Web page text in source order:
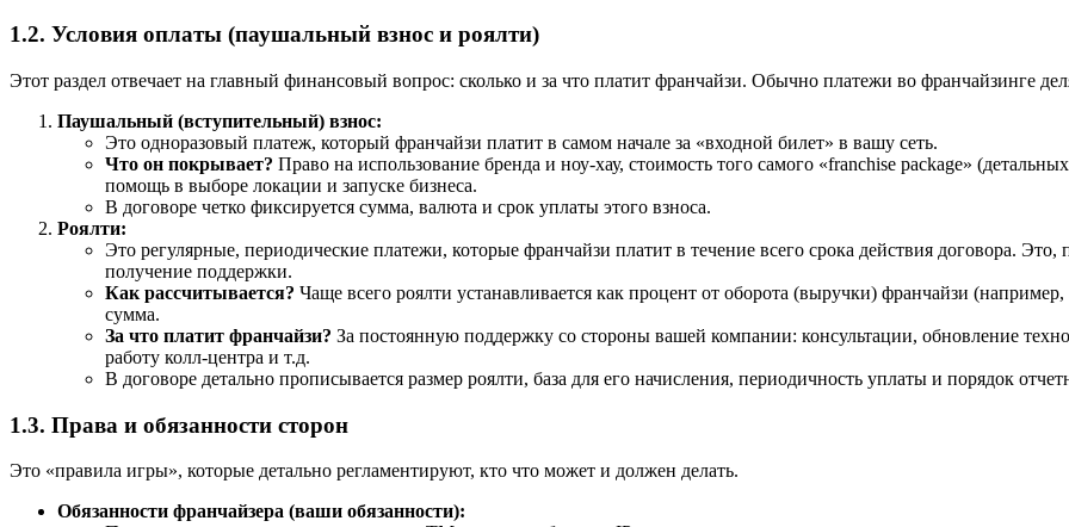
1.2. Условия оплаты (паушальный взнос и роялти)
Этот раздел отвечает на главный финансовый вопрос: сколько и за что платит франчайзи. Обычно платежи во франчайзинге
Паушальный (вступительный) взнос:
Это одноразовый платеж, который франчайзи платит в самом начале за «входной билет» в вашу сеть.
Что он покрывает? Право на использование бренда и ноу-хау, стоимость того самого «franchise package»
помощь в выборе локации и запуске бизнеса.
В договоре четко фиксируется сумма, валюта и срок уплаты этого взноса.
Роялти:
Это регулярные, периодические платежи, которые франчайзи платит в течение всего срока действия договора.
получение поддержки.
Как рассчитывается? Чаще всего роялти устанавливается как процент от оборота (выручки) франчайзи
сумма.
За что платит франчайзи? За постоянную поддержку со стороны вашей компании: консультации, обновление
работу колл-центра и т.д.
В договоре детально прописывается размер роялти, база для его начисления, периодичность уплаты и порядок
1.3. Права и обязанности сторон
Это «правила игры», которые детально регламентируют, кто что может и должен делать.
Обязанности франчайзера (ваши обязанности):